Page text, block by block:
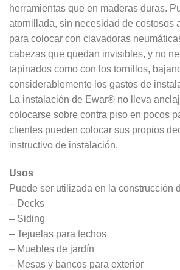
herramientas que en maderas duras.
atornillada, sin necesidad de costosos
para colocar con clavadoras
cabezas que quedan invisibles, y no
tapinados como con los tornillos,
considerablemente los gastos de
La instalación de Ewar® no lleva
colocarse sobre contra piso en pocos
clientes pueden colocar sus propios
instructivo de instalación.
Usos
Puede ser utilizada en la construcción
– Decks
– Siding
– Tejuelas para techos
– Muebles de jardín
– Mesas y bancos para exterior